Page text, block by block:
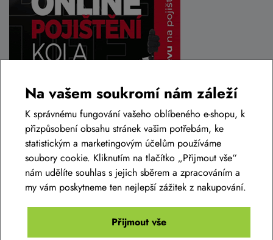
Na vašem soukromí nám záleží
K správnému fungování vašeho oblíbeného e-shopu, k
přizpůsobení obsahu stránek vašim potřebám, ke
statistickým a marketingovým účelům používáme
soubory cookie. Kliknutím na tlačítko „Přijmout vše“
nám udělíte souhlas s jejich sběrem a zpracováním a
my vám poskytneme ten nejlepší zážitek z nakupování.
Přijmout vše